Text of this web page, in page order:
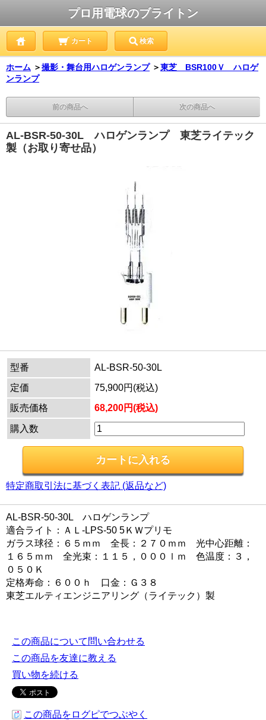
プロ用電球のブライトン
カート 検索
ホーム ＞撮影・舞台用ハロゲンランプ ＞東芝 BSR100Ｖ ハロゲ
ンランプ
前の商品へ 次の商品へ
AL-BSR-50-30L ハロゲンランプ 東芝ライテック
製（お取り寄せ品）
型番
AL-BSR-50-30L
定価
75,900円(税込)
販売価格
68,200円(税込)
購入数
特定商取引法に基づく表記 (返品など)
AL-BSR-50-30L ハロゲンランプ
適合ライト：ＡＬ-LPS-50 5ＫＷプリモ
ガラス球径：６５ｍｍ 全長：２７０ｍｍ 光中心距離：
１６５ｍｍ 全光束：１１５，０００ｌｍ 色温度：３，
０５０Ｋ
定格寿命：６００ｈ 口金：Ｇ３８
東芝エルティエンジニアリング（ライテック）製
この商品について問い合わせる
この商品を友達に教える
買い物を続ける
この商品をログピでつぶやく